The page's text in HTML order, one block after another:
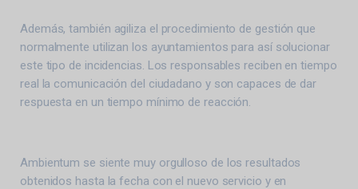
Además, también agiliza el procedimiento de gestión que
normalmente utilizan los ayuntamientos para así solucionar
este tipo de incidencias. Los responsables reciben en tiempo
real la comunicación del ciudadano y son capaces de dar
respuesta en un tiempo mínimo de reacción.
Ambientum se siente muy orgulloso de los resultados
obtenidos hasta la fecha con el nuevo servicio y en